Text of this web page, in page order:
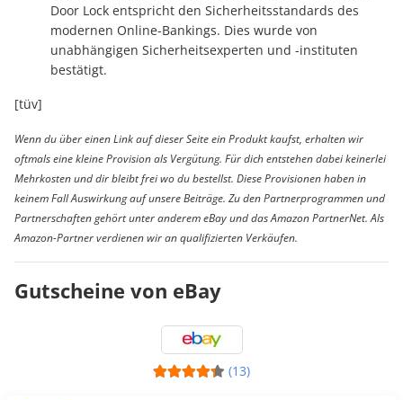
Door Lock entspricht den Sicherheitsstandards des
modernen Online-Bankings. Dies wurde von
unabhängigen Sicherheitsexperten und -instituten
bestätigt.
[tüv]
Wenn du über einen Link auf dieser Seite ein Produkt kaufst, erhalten wir
oftmals eine kleine Provision als Vergütung. Für dich entstehen dabei keinerlei
Mehrkosten und dir bleibt frei wo du bestellst. Diese Provisionen haben in
keinem Fall Auswirkung auf unsere Beiträge. Zu den Partnerprogrammen und
Partnerschaften gehört unter anderem eBay und das Amazon PartnerNet. Als
Amazon-Partner verdienen wir an qualifizierten Verkäufen.
Gutscheine von eBay
(13)